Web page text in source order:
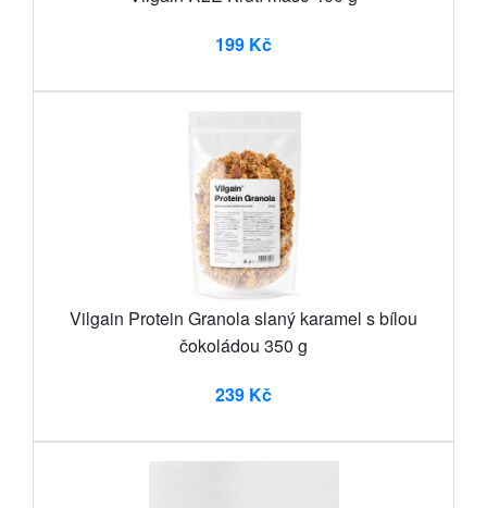
199 Kč
Vilgain Protein Granola slaný karamel s bílou
čokoládou 350 g
239 Kč